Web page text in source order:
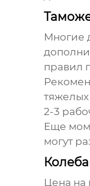
Многие
правил
2-3
Еще
могут
Цена на